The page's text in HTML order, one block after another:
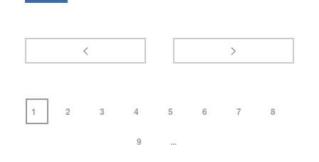
1 2 3 4 5 6 7 8
9 ...